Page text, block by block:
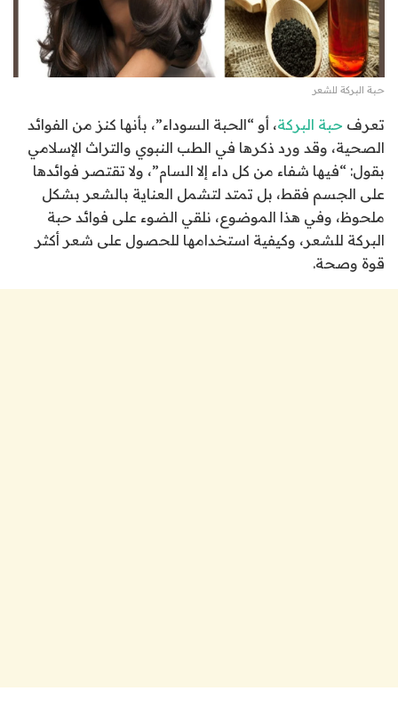
حبة البركة للشعر
تعرف حبة البركة، أو “الحبة السوداء”، بأنها كنز من الفوائد
الصحية، وقد ورد ذكرها في الطب النبوي والتراث الإسلامي
بقول: “فيها شفاء من كل داء إلا السام”، ولا تقتصر فوائدها
على الجسم فقط، بل تمتد لتشمل العناية بالشعر بشكل
ملحوظ، وفي هذا الموضوع، نلقي الضوء على فوائد حبة
البركة للشعر، وكيفية استخدامها للحصول على شعر أكثر
قوة وصحة.